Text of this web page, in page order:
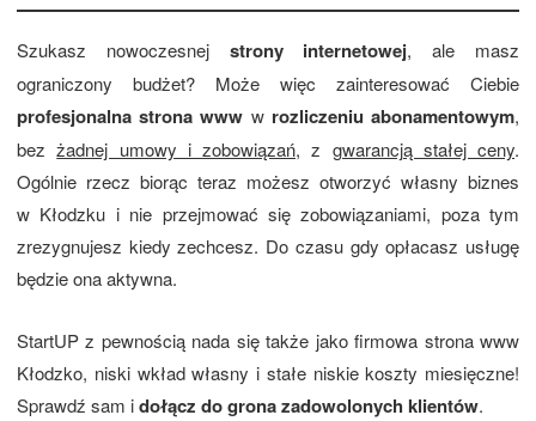
Szukasz nowoczesnej strony internetowej, ale masz
ograniczony budżet? Może więc zainteresować Ciebie
profesjonalna strona www w rozliczeniu abonamentowym,
bezżadnej umowy i zobowiązań, z gwarancją stałej ceny.
Ogólnie rzecz biorąc teraz możesz otworzyć własny biznes
w Kłodzku i nie przejmować się zobowiązaniami, poza tym
zrezygnujesz kiedy zechcesz. Do czasu gdy opłacasz usługę
będzie ona aktywna.
StartUP z pewnością nada się także jako firmowa strona www
Kłodzko, niski wkład własny i stałe niskie koszty miesięczne!
Sprawdź sam idołącz do grona zadowolonych klientów.